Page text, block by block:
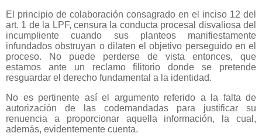
El principio de colaboración consagrado en el inciso 12 del
art. 1 de la LPF, censura la conducta procesal disvaliosa del
incumpliente cuando sus planteos manifiestamente
infundados obstruyan o dilaten el objetivo perseguido en el
proceso. No puede perderse de vista entonces, que
estamos ante un reclamo filitorio donde se pretende
resguardar el derecho fundamental a la identidad.
No es pertinente así el argumento referido a la falta de
autorización de las codemandadas para justificar su
renuencia a proporcionar aquella información, la cual,
además, evidentemente cuenta.